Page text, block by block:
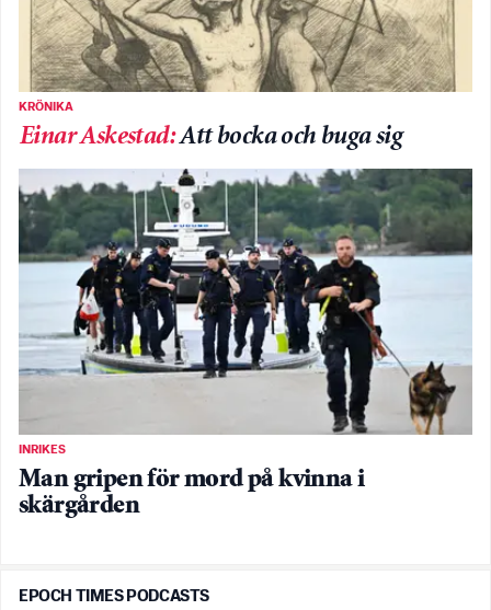
KRÖNIKA
Einar Askestad:Att bocka och buga sig
INRIKES
Man gripen för mord på kvinna i
skärgården
EPOCH TIMES PODCASTS